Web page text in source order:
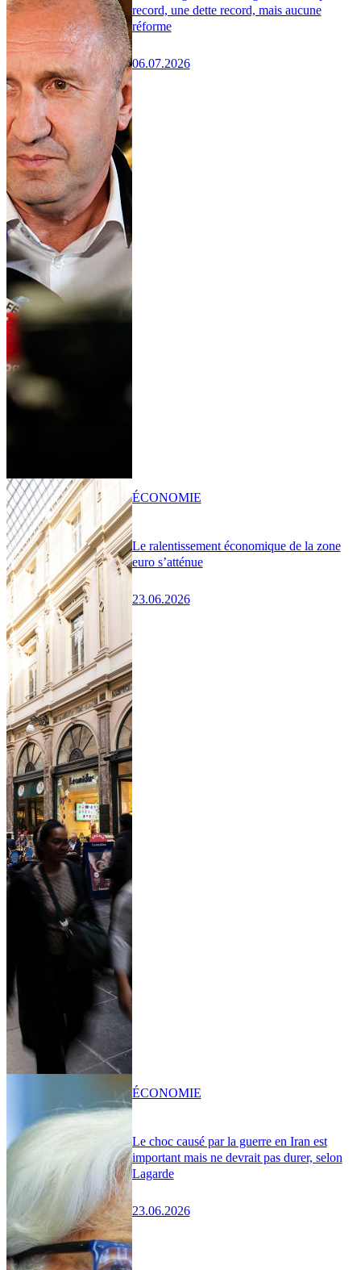
record, une dette record, mais aucune
réforme
06.07.2026
Le ralentissement économique de la zone
euro s’atténue
23.06.2026
ÉCONOMIE
Le choc causé par la guerre en Iran est
important mais ne devrait pas durer, selon
Lagarde
23.06.2026
ÉCONOMIE